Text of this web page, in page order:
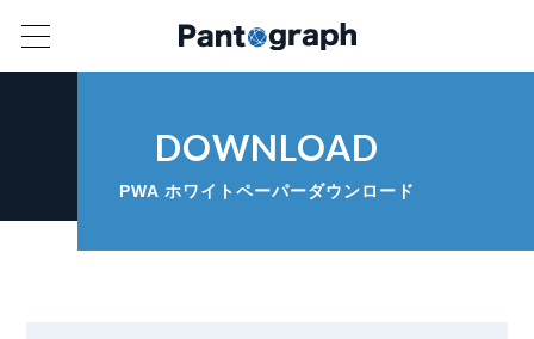
DOWNLOAD
PWA ホワイトペーパーダウンロード